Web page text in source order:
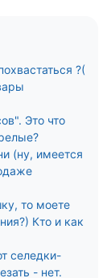
?(
Это что
(ну, имеется
то моете
Кто и как
селедки-
- нет.